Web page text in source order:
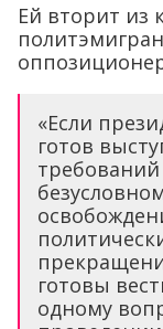
Ей вторит из
«Если
готов
требований
готовы
одному